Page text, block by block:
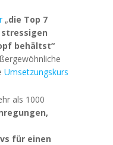
„die Top 7
stressigen
behältst“
Umsetzungskurs
als 1000
für einen